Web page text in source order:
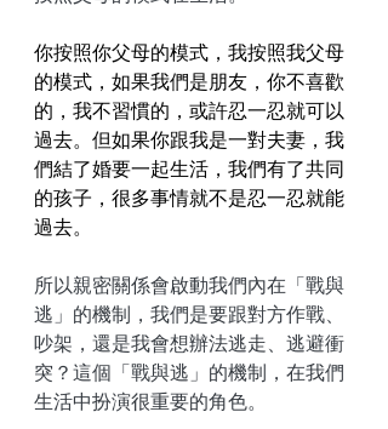
你按照你父母的模式，我按照我父母
的模式，如果我們是朋友，你不喜歡
的，我不習慣的，或許忍一忍就可以
過去。但如果你跟我是一對夫妻，我
們結了婚要一起生活，我們有了共同
的孩子，很多事情就不是忍一忍就能
過去。
所以親密關係會啟動我們內在「戰與
逃」的機制，我們是要跟對方作戰、
吵架，還是我會想辦法逃走、逃避衝
突？這個「戰與逃」的機制，在我們
生活中扮演很重要的角色。